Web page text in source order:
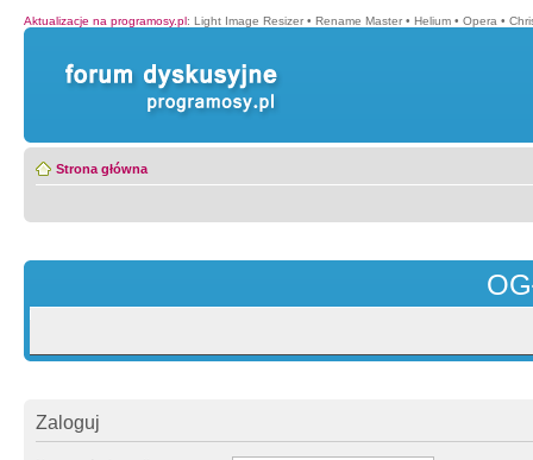
Aktualizacje na programosy.pl: Light Image Resizer • Rename Master • Helium • Opera •
Strona główna
Zaloguj